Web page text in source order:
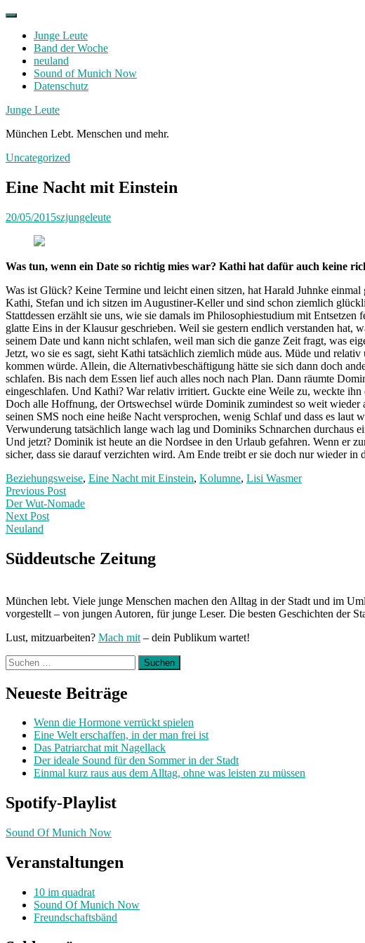
Skip
contentJunge Leute
Band der Woche
neuland
Sound of Munich Now
Datenschutz
Facebook
Twitter
Instagram
Junge Leute
München Lebt. Menschen und mehr.
Uncategorized
Eine Nacht mit Einstein
20/05/2015szjungeleute
Was tun, wenn ein Date so richtig mies war? Kathi hat dafür auch keine
Was ist Glück? Keine Termine und leicht einen sitzen, hat Harald Juhnke einmal
Kathi, Stefan und ich sitzen im Augustiner-Keller und sind schon ziemlich
Stattdessen erzählt sie uns, wie sie damals im Philosophiestudium mit
glatte Eins in der Klausur geschrieben. Weil sie gestern endlich verstanden hat,
seinem Date und kann nicht schlafen, weil man sich die ganze Zeit fragt, was
Jetzt, wo sie es sagt, sieht Kathi tatsächlich ziemlich müde aus. Müde und
kommen würde. Allein, die Alternativbeschäftigung hätte sie sich dann doch
schlafen. Bis nach dem Essen lief auch alles noch nach Plan. Dann räumte
eingeschlafen. Und Kathi? War relativ irritiert. Guckte eine Weile zu, weckte
Doch alle Hoffnung, der Ortswechsel würde Dominik zumindest so weit wieder
seinen SMS noch eine heiße Nacht versprochen, wenig Schlaf und dass es laut
Verwunderung tatsächlich lange wach lag und Dominiks Schnarchen durchaus
Und jetzt? Dominik ist heute an die Nordsee in den Urlaub gefahren. Wenn er
sicher, dass sie darauf verzichten wird. Am Ende treibt er sie doch nur wieder
Beziehungsweise, Eine Nacht mit Einstein, Kolumne, Lisi Wasmer
Post
navigation
Previous PostPrevious
post:
Der Wut-Nomade
Next Post
Neuland
Post:
Süddeutsche Zeitung
München lebt. Viele junge Menschen machen den Alltag in der Stadt und im
vorgestellt – von jungen Autoren, für junge Leser. Die besten Geschichten der
Lust, mitzuarbeiten? Mach mit – dein Publikum wartet!
Suchen
nach:
Neueste Beiträge
Wenn die Hormone verrückt spielen
Eine Welt erschaffen, in der man frei ist
Das Patriarchat mit Nagellack
Der ideale Sound für den Sommer in der Stadt
Einmal kurz raus aus dem Alltag, ohne was leisten zu müssen
Spotify-Playlist
Sound Of Munich Now
Veranstaltungen
10 im quadrat
Sound Of Munich Now
Freundschaftsbänd